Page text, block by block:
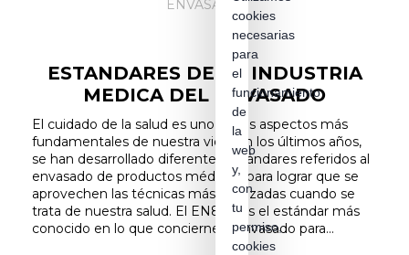
ESTANDARES DE LA INDUSTRIA
MEDICA DEL ENVASADO
El cuidado de la salud es uno de los aspectos más
fundamentales de nuestra vida. En los últimos años,
se han desarrollado diferentes estándares referidos al
envasado de productos médicos, para lograr que se
aprovechen las técnicas más avanzadas cuando se
trata de nuestra salud. El EN868 es el estándar más
conocido en lo que concierne a envasado para...
cookies
necesarias
para
el
funcionamiento
de
la
web
y,
con
tu
permiso,
cookies